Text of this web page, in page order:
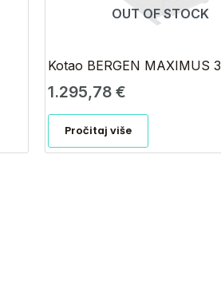
OUT OF STOCK
Kotao BERGEN MAXIMUS
1.295,78 €
Pročitaj više